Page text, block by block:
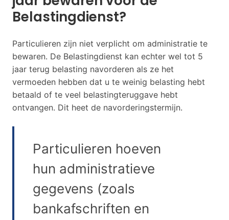
Belastingdienst?
Particulieren zijn niet verplicht om administratie te
bewaren. De Belastingdienst kan echter wel tot 5
jaar terug belasting navorderen als ze het
vermoeden hebben dat u te weinig belasting hebt
betaald of te veel belastingteruggave hebt
ontvangen. Dit heet de navorderingstermijn.
Particulieren hoeven
hun administratieve
gegevens (zoals
bankafschriften en